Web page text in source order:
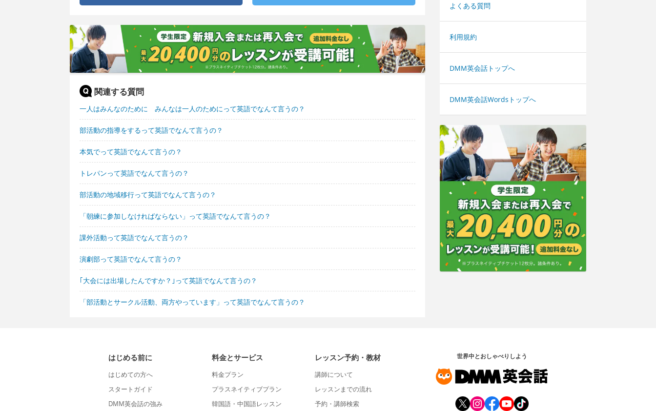
関連する質問
一人はみんなのために みんなは一人のためにって英語でなんて言うの？
部活動の指導をするって英語でなんて言うの？
本気でって英語でなんて言うの？
トレパンって英語でなんて言うの？
部活動の地域移行って英語でなんて言うの？
「朝練に参加しなければならない」って英語でなんて言うの？
課外活動って英語でなんて言うの？
演劇部って英語でなんて言うの？
｢大会には出場したんですか？｣って英語でなんて言うの？
「部活動とサークル活動、両方やっています」って英語でなんて言うの？
よくある質問
利用規約
DMM英会話トップへ
DMM英会話Wordsトップへ
はじめる前に
はじめての方へ
スタートガイド
DMM英会話の強み
料金とサービス
料金プラン
プラスネイティブプラン
韓国語・中国語レッスン
レッスン予約・教材
講師について
レッスンまでの流れ
予約・講師検索
世界中とおしゃべりしよう